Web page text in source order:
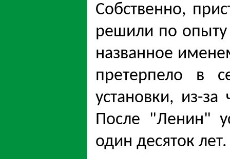
Собственно,
решили по опыту
названное
претерпело в
установки, из-
После "Ленин"
один десяток лет.